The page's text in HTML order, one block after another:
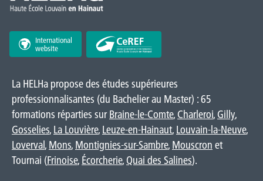
International
website
La HELHa propose des études supérieures
professionnalisantes (du Bachelier au Master) : 65
formations réparties surBraine-le-Comte, Charleroi, Gilly,
Gosselies, La Louvière, Leuze-en-Hainaut, Louvain-la-Neuve,
Loverval, Mons, Montignies-sur-Sambre, Mouscron et
Tournai (Frinoise, Écorcherie, Quai des Salines).